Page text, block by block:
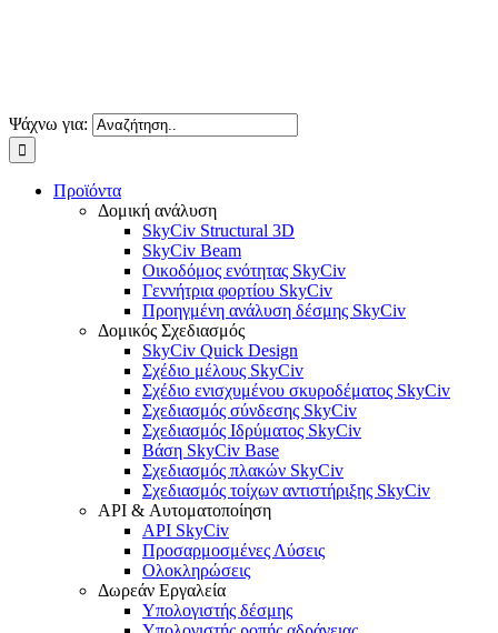
Ψάχνω για:
Προϊόντα
Δομική ανάλυση
SkyCiv Structural 3D
SkyCiv Beam
Οικοδόμος ενότητας SkyCiv
Γεννήτρια φορτίου SkyCiv
Προηγμένη ανάλυση δέσμης SkyCiv
Δομικός Σχεδιασμός
SkyCiv Quick Design
Σχέδιο μέλους SkyCiv
Σχέδιο ενισχυμένου σκυροδέματος SkyCiv
Σχεδιασμός σύνδεσης SkyCiv
Σχεδιασμός Ιδρύματος SkyCiv
Βάση SkyCiv Base
Σχεδιασμός πλακών SkyCiv
Σχεδιασμός τοίχων αντιστήριξης SkyCiv
API & Αυτοματοποίηση
API SkyCiv
Προσαρμοσμένες Λύσεις
Ολοκληρώσεις
Δωρεάν Εργαλεία
Υπολογιστής δέσμης